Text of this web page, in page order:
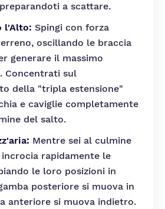
a scattare.
l'Alto: Spingi con forza
oscillando le braccia
generare il massimo
Concentrati sul
della "tripla estensione"
e caviglie completamente
del salto.
Mentre sei al culmine
rapidamente le
le loro posizioni in
posteriore si muova in
anteriore si muova indietro.